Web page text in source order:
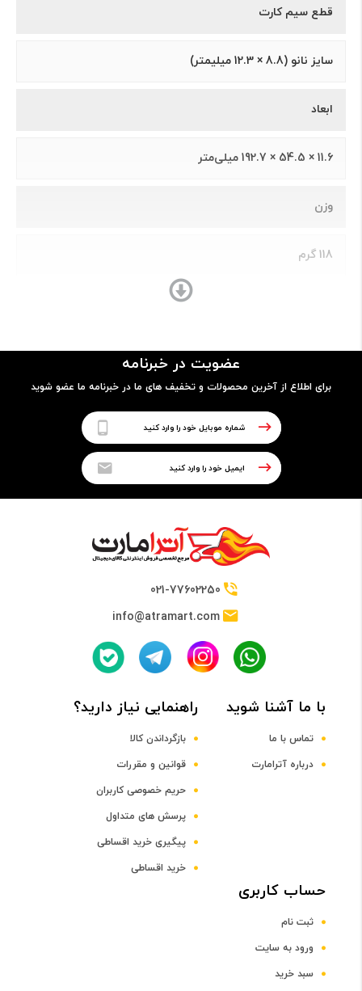
قطع سیم کارت
سايز نانو (8.8 × 12.3 ميلیمتر)
ابعاد
11.6 × 54.5 × 192.7 میلی‌متر
وزن
118 گرم
Qualcomm MSM8905 Snapdragon 205 (28 nm)
پردازنده مرکزی
Dual-core Cortex-A7
فرکانس پردازنده مرکزی
صفحه نمایش
دارد
فناوری
عضویت در خبرنامه
برای اطلاع از آخرین محصولات و تخفیف های ما در خبرنامه ما عضو شوید
021-77602250
info@atramart.com
با ما آشنا شوید
تماس با ما
درباره آترامارت
راهنمایی نیاز دارید؟
بازگرداندن کالا
قوانین و مقررات
حریم خصوصی کاربران
پرسش های متداول
پیگیری خرید اقساطی
خرید اقساطی
حساب کاربری
ثبت نام
ورود به سایت
سبد خرید